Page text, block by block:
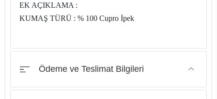
EK AÇIKLAMA :
KUMAŞ TÜRÜ : % 100 Cupro İpek
Ödeme ve Teslimat Bilgileri